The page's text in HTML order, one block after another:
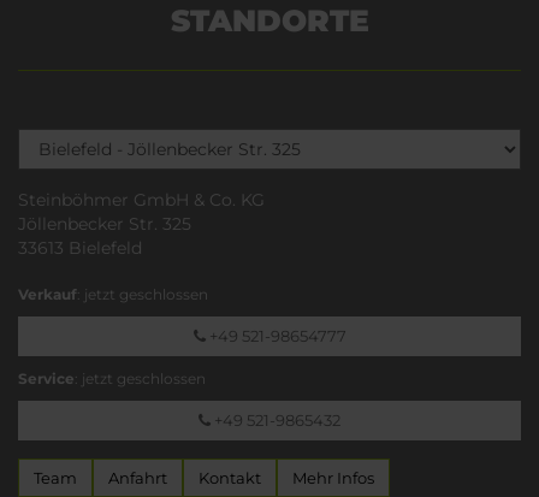
STANDORTE
Steinböhmer GmbH & Co. KG
Jöllenbecker Str. 325
33613 Bielefeld
Verkauf: jetzt geschlossen
+49 521-98654777
Service: jetzt geschlossen
+49 521-9865432
Team Anfahrt Kontakt Mehr Infos